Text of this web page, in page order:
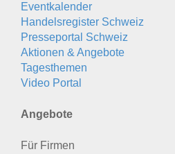
Eventkalender
Handelsregister Schweiz
Presseportal Schweiz
Aktionen & Angebote
Tagesthemen
Video Portal
Angebote
Für Firmen